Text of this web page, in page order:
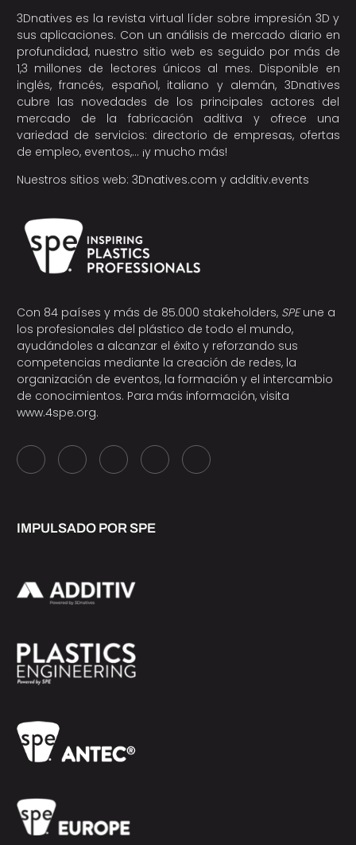
3Dnatives es la revista virtual líder sobre impresión 3D y
sus aplicaciones. Con un análisis de mercado diario en
profundidad, nuestro sitio web es seguido por más de
1,3 millones de lectores únicos al mes. Disponible en
inglés, francés, español, italiano y alemán, 3Dnatives
cubre las novedades de los principales actores del
mercado de la fabricación aditiva y ofrece una
variedad de servicios: directorio de empresas, ofertas
de empleo, eventos,… ¡y mucho más!
Nuestros sitios web: 3Dnatives.com y additiv.events
Con 84 países y más de 85.000 stakeholders, SPEune a
los profesionales del plástico de todo el mundo,
ayudándoles a alcanzar el éxito y reforzando sus
competencias mediante la creación de redes, la
organización de eventos, la formación y el intercambio
de conocimientos. Para más información, visita
www.4spe.org.
IMPULSADO POR SPE